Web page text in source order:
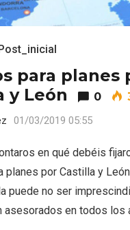
para planes
y León
0
01/03/2019 05:55
en qué debéis
planes por Castilla y
puede no ser
asesorados en todos los
un pueblo oculto
en su